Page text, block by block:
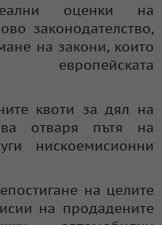
оценки на
законодателство,
на закони, които
квоти за дял на
отваря пътя на
нискоемисионни
на целите
на продадените